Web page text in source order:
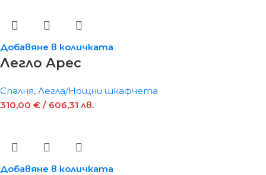
Добавяне в количката
Легло Арес
Спалня, Легла/Нощни шкафчета
310,00 € / 606,31 лв.
Добавяне в количката